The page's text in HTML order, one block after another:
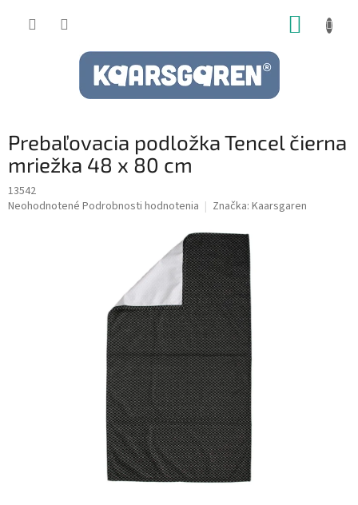
Prebaľovacia podložka Tencel čierna
mriežka 48 x 80 cm
13542
Priemerné
Neohodnotené Podrobnosti hodnotenia Značka: Kaarsgaren